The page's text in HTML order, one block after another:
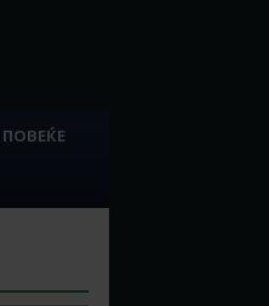
ПОВЕЌЕ